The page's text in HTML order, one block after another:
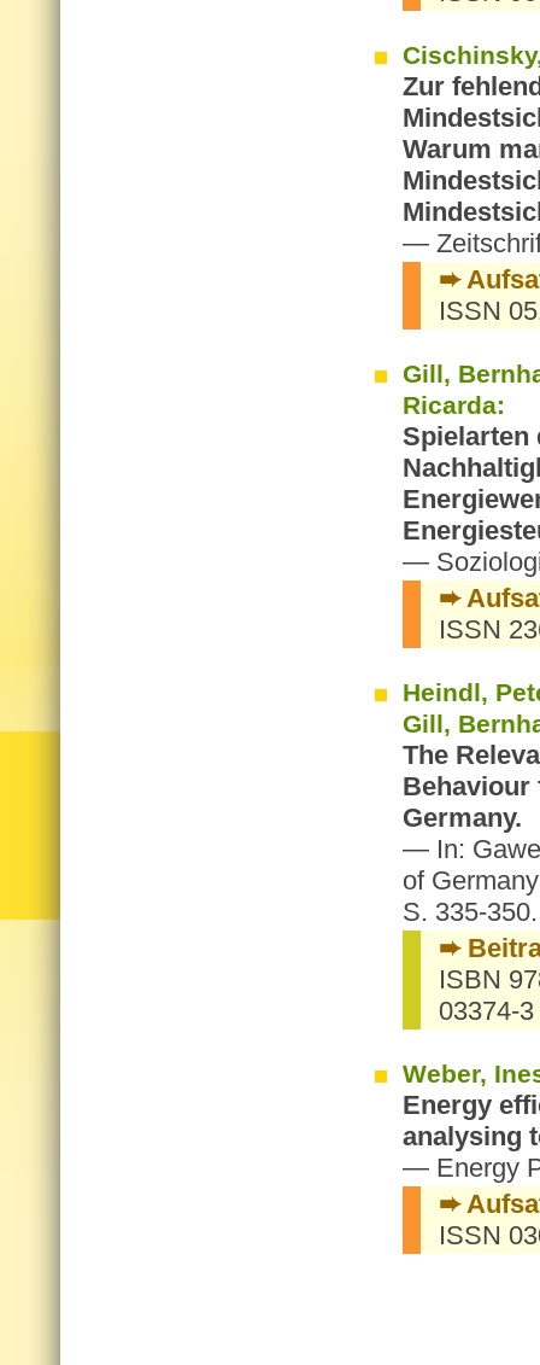
Zur
Warum
—
➨
ISSN
Gill,
Ricarda:
Spielarten
—
➨
ISSN
Heindl,
Gill,
The
Behaviour
Germany.
— In:
of
S. 335-350.
➨
ISBN
03374-
Weber,
Energy
analysing
— Energy
➨
ISSN